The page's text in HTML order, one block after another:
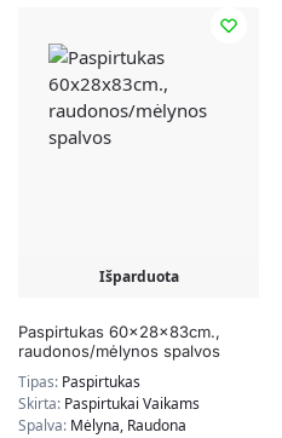
Išparduota
Paspirtukas 60x28x83cm.,
raudonos/mėlynos spalvos
Tipas: Paspirtukas
Skirta: Paspirtukai Vaikams
Spalva: Mėlyna, Raudona